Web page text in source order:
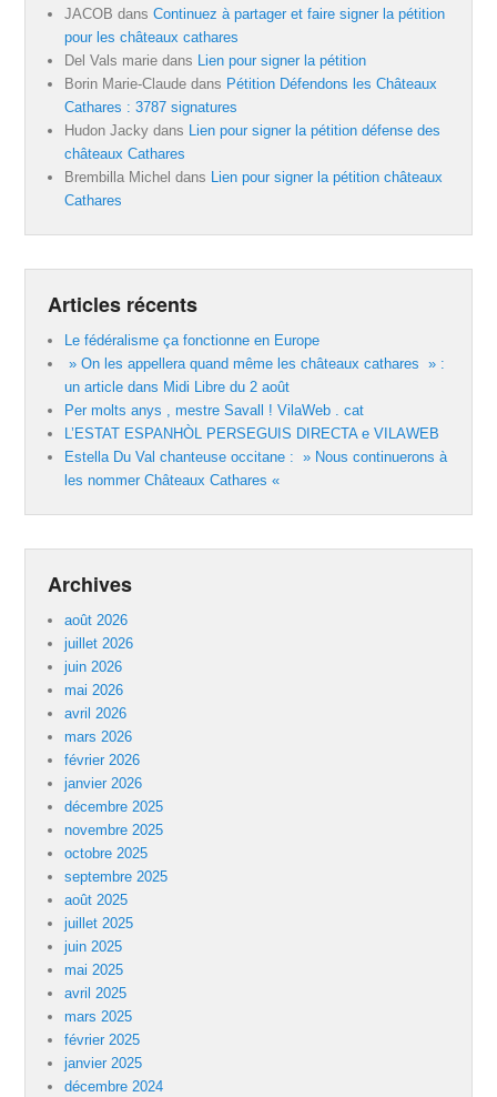
JACOB dansContinuez à partager et faire signer la pétition
pour les châteaux cathares
Del Vals marie dans Lien pour signer la pétition
Borin Marie-Claude dans Pétition Défendons les Châteaux
Cathares : 3787 signatures
Hudon Jacky dans Lien pour signer la pétition défense des
châteaux Cathares
Brembilla Michel dans Lien pour signer la pétition châteaux
Cathares
Articles récents
Le fédéralisme ça fonctionne en Europe
» On les appellera quand même les châteaux cathares » :
un article dans Midi Libre du 2 août
Per molts anys , mestre Savall ! VilaWeb . cat
L’ESTAT ESPANHÒL PERSEGUIS DIRECTA e VILAWEB
Estella Du Val chanteuse occitane : » Nous continuerons à
les nommer Châteaux Cathares «
Archives
août 2026
juillet 2026
juin 2026
mai 2026
avril 2026
mars 2026
février 2026
janvier 2026
décembre 2025
novembre 2025
octobre 2025
septembre 2025
août 2025
juillet 2025
juin 2025
mai 2025
avril 2025
mars 2025
février 2025
janvier 2025
décembre 2024